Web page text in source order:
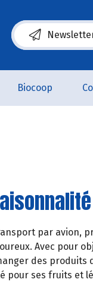
(s’ouvre dans
Biocoop
par avion,
Avec pour
des produits
pour ses fruits et